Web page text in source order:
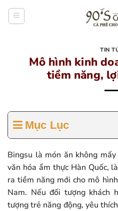
TIN
Mô hình kinh
tiềm năng,
Mục Lục
Bingsu là món ăn không
văn hóa ẩm thực Hàn Quốc,
ra tiềm năng mới cho mô
Nam. Nếu đối tượng khách
tượng trẻ năng động, yêu